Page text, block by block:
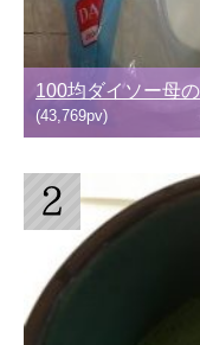
100均ダイソー母
(43,769pv)